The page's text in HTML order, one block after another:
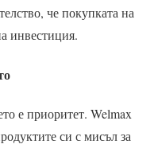
че покупката на
инвестиция.
е приоритет. Welmax
си с мисъл за